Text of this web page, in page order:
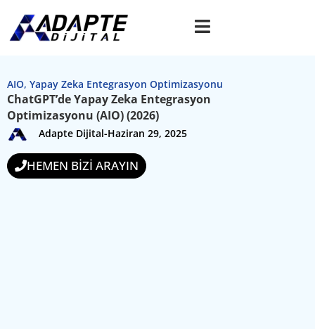
AIO, Yapay Zeka Entegrasyon Optimizasyonu
ChatGPT’de Yapay Zeka Entegrasyon
Optimizasyonu (AIO) (2026)
Adapte Dijital-Haziran 29, 2025
HEMEN BİZİ ARAYIN